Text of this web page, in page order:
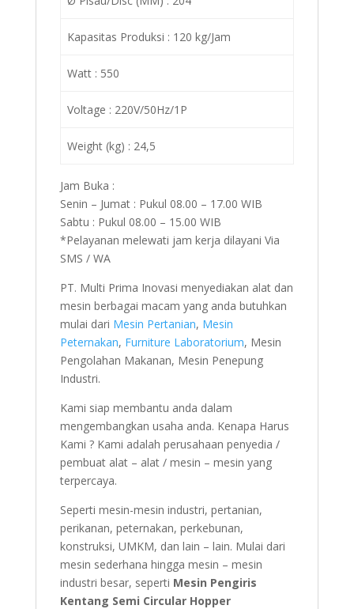
Kapasitas Produksi : 120 kg/Jam
Watt : 550
Voltage : 220V/50Hz/1P
Weight (kg) : 24,5
Jam Buka :
Senin – Jumat : Pukul 08.00 – 17.00 WIB
Sabtu : Pukul 08.00 – 15.00 WIB
*Pelayanan melewati jam kerja dilayani Via
SMS / WA
PT. Multi Prima Inovasi menyediakan alat dan
mesin berbagai macam yang anda butuhkan
mulai dari Mesin Pertanian, Mesin
Peternakan, Furniture Laboratorium, Mesin
Pengolahan Makanan, Mesin Penepung
Industri.
Kami siap membantu anda dalam
mengembangkan usaha anda. Kenapa Harus
Kami ? Kami adalah perusahaan penyedia /
pembuat alat – alat / mesin – mesin yang
terpercaya.
Seperti mesin-mesin industri, pertanian,
perikanan, peternakan, perkebunan,
konstruksi, UMKM, dan lain – lain. Mulai dari
mesin sederhana hingga mesin – mesin
industri besar, seperti Mesin Pengiris
Kentang Semi Circular Hopper